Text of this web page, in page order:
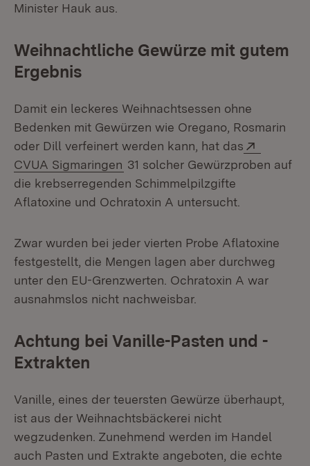
Minister Hauk aus.
Weihnachtliche Gewürze mit gutem
Ergebnis
Damit ein leckeres Weihnachtsessen ohne
Bedenken mit Gewürzen wie Oregano, Rosmarin
oder Dill verfeinert werden kann, hat das
CVUA Sigmaringen (Öffnet in neuem Fenster)
31 solcher Gewürzproben auf
die krebserregenden Schimmelpilzgifte
Aflatoxine und Ochratoxin A untersucht.
Zwar wurden bei jeder vierten Probe Aflatoxine
festgestellt, die Mengen lagen aber durchweg
unter den EU-Grenzwerten. Ochratoxin A war
ausnahmslos nicht nachweisbar.
Achtung bei Vanille-Pasten und -
Extrakten
Vanille, eines der teuersten Gewürze überhaupt,
ist aus der Weihnachtsbäckerei nicht
wegzudenken. Zunehmend werden im Handel
auch Pasten und Extrakte angeboten, die echte